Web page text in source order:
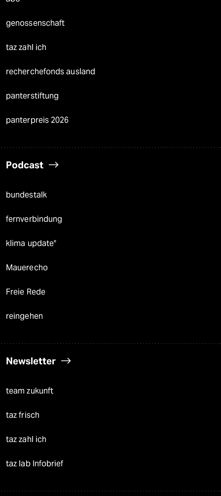
genossenschaft
taz zahl ich
recherchefonds ausland
panterstiftung
panterpreis 2026
Podcast
bundestalk
fernverbindung
klima update°
Mauerecho
Freie Rede
reingehen
Newsletter
team zukunft
taz frisch
taz zahl ich
taz lab Infobrief